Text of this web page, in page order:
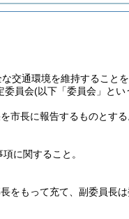
交通環境を維持すること
委員会(以下「委員会」とい
市長に報告するものとする
に関すること。
もって充て、副委員長